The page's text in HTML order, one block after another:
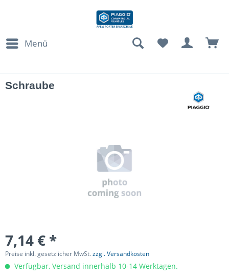
Menü
Schraube
7,14 € *
Preise inkl. gesetzlicher MwSt.zzgl. Versandkosten
Verfügbar, Versand innerhalb 10-14 Werktagen.